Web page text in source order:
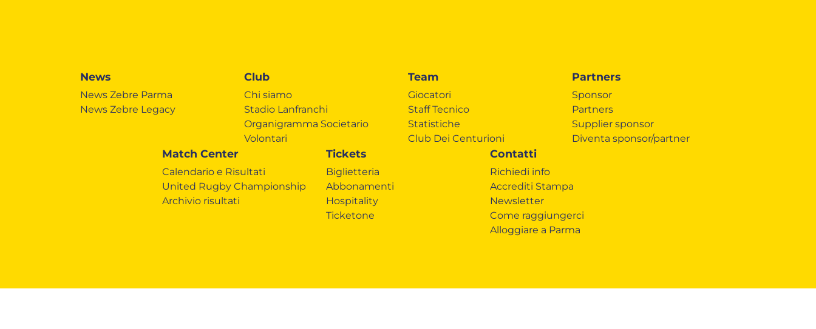
News
News Zebre Parma
News Zebre Legacy
Club
Chi siamo
Stadio Lanfranchi
Organigramma Societario
Volontari
Team
Giocatori
Staff Tecnico
Statistiche
Club Dei Centurioni
Partners
Sponsor
Partners
Supplier sponsor
Diventa sponsor/partner
Match Center
Calendario e Risultati
United Rugby Championship
Archivio risultati
Tickets
Biglietteria
Abbonamenti
Hospitality
Ticketone
Contatti
Richiedi info
Accrediti Stampa
Newsletter
Come raggiungerci
Alloggiare a Parma